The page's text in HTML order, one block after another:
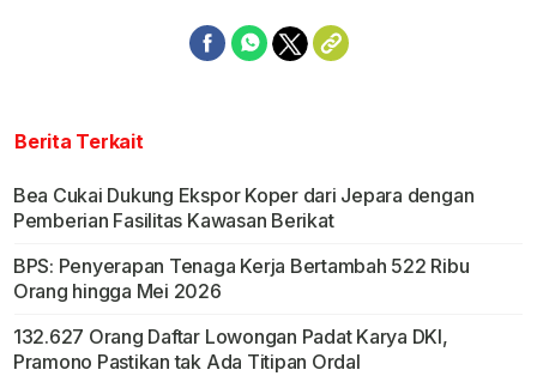
Berita Terkait
Bea Cukai Dukung Ekspor Koper dari Jepara dengan
Pemberian Fasilitas Kawasan Berikat
BPS: Penyerapan Tenaga Kerja Bertambah 522 Ribu
Orang hingga Mei 2026
132.627 Orang Daftar Lowongan Padat Karya DKI,
Pramono Pastikan tak Ada Titipan Ordal